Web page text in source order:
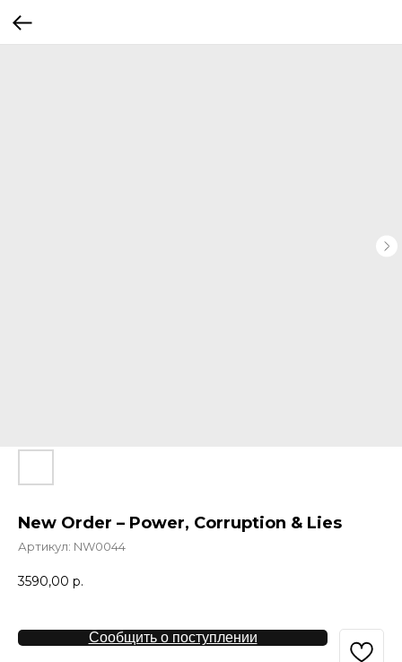
New Order – Power, Corruption & Lies
Артикул: NW0044
3590,00 р.
Сообщить о поступлении